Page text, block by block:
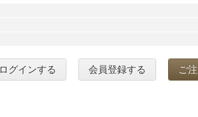
ログインする 会員登録する ご